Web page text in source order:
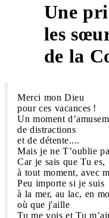
Une
les
de la
Merci mon Dieu
pour ces vacances !
Un moment
de distractions
et de détente....
Mais je ne T’oublie
Car je sais que Tu es,
à tout moment, avec
Peu importe si je suis
à la mer, au lac, en
où que j'aille
Tu me vois et Tu